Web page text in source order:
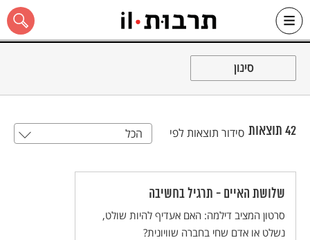
Skip
כל האתר
סינון
42 תוצאות סידור תוצאות לפי הכל
שלושת האיים - תרגיל בחשיבה
סרטון המציב דילמה: האם אעדיף להיות שולט,
נשלט או אדם שחי בחברה שוויונית?